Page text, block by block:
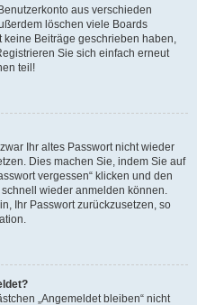
aus verschieden
löschen viele Boards
keine Beiträge geschrieben haben,
Sie sich einfach erneut
teil!
Ihr altes Passwort nicht wieder
Dies machen Sie, indem Sie auf
vergessen“ klicken und den
wieder anmelden können.
Ihr Passwort zurückzusetzen, so
„Angemeldet bleiben“ nicht